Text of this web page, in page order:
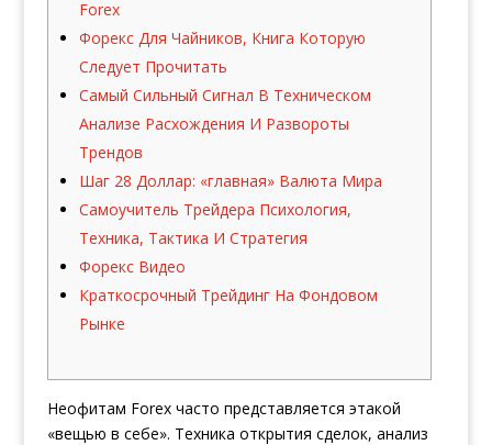
Forex
Форекс Для Чайников, Книга Которую
Следует Прочитать
Самый Сильный Сигнал В Техническом
Анализе Расхождения И Развороты
Трендов
Шаг 28 Доллар: «главная» Валюта Мира
Самоучитель Трейдера Психология,
Техника, Тактика И Стратегия
Форекс Видео
Краткосрочный Трейдинг На Фондовом
Рынке
Неофитам Forex часто представляется этакой
«вещью в себе». Техника открытия сделок, анализ